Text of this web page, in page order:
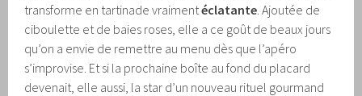
transforme en tartinade vraimentéclatante . Ajoutée de
ciboulette et de baies roses, elle a ce goût de beaux jours
qu’on a envie de remettre au menu dès que l’apéro
s’improvise. Et si la prochaine boîte au fond du placard
devenait, elle aussi, la star d’un nouveau rituel gourmand